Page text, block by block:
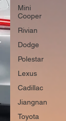
Mini
Cooper
Rivian
Dodge
Polestar
Lexus
Cadillac
Jiangnan
Toyota